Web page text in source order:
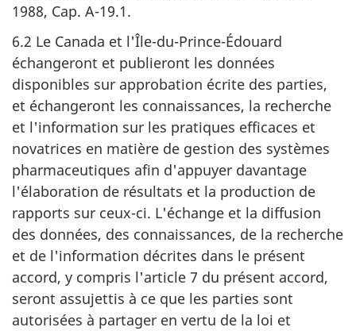
1988, Cap. A-19.1.
6.2 Le Canada et l'Île-du-Prince-Édouard
échangeront et publieront les données
disponibles sur approbation écrite des parties,
et échangeront les connaissances, la recherche
et l'information sur les pratiques efficaces et
novatrices en matière de gestion des systèmes
pharmaceutiques afin d'appuyer davantage
l'élaboration de résultats et la production de
rapports sur ceux-ci. L'échange et la diffusion
des données, des connaissances, de la recherche
et de l'information décrites dans le présent
accord, y compris l'article 7 du présent accord,
seront assujettis à ce que les parties sont
autorisées à partager en vertu de la loi et